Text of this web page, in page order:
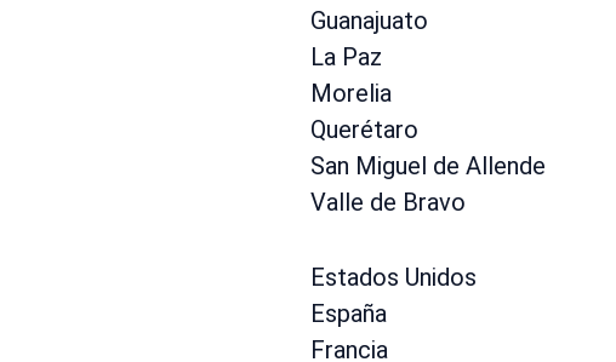
Guanajuato
La Paz
Morelia
Querétaro
San Miguel de Allende
Valle de Bravo
Estados Unidos
España
Francia